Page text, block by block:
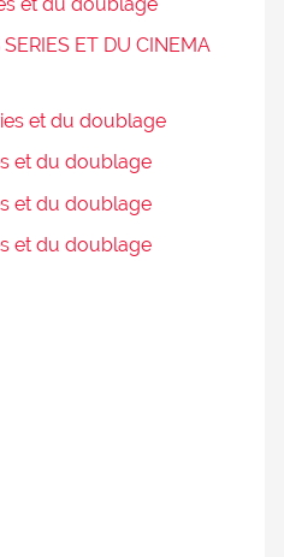
ET DU CINEMA
et du doublage
et du doublage
et du doublage
et du doublage